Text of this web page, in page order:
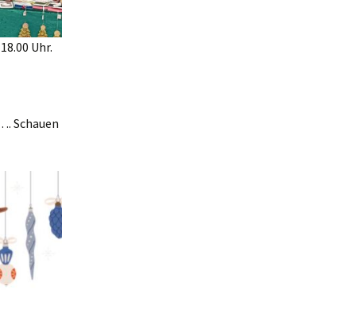
Uhr.
Schauen